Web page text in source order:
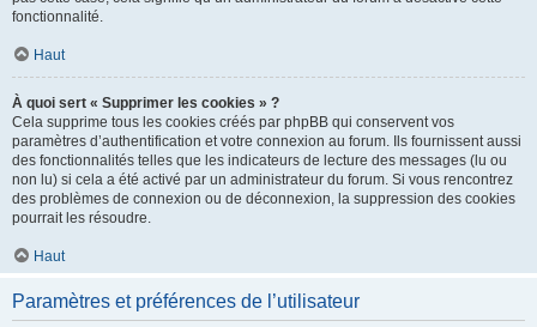
fonctionnalité.
Haut
À quoi sert « Supprimer les cookies » ?
Cela supprime tous les cookies créés par phpBB qui conservent vos
paramètres d’authentification et votre connexion au forum. Ils fournissent aussi
des fonctionnalités telles que les indicateurs de lecture des messages (lu ou
non lu) si cela a été activé par un administrateur du forum. Si vous rencontrez
des problèmes de connexion ou de déconnexion, la suppression des cookies
pourrait les résoudre.
Haut
Paramètres et préférences de l’utilisateur